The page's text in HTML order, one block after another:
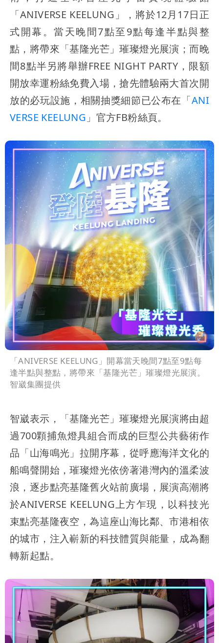
「ANIVERSE KEELUNG」，將於12月17日正
式開幕。當天晚間7點至9點每逢半點與整
點，將帶來「基隆光芒」璀璨燈光展演；而晚
間8點半另將舉辦FREE NIGHT PARTY，限額
開放幸運粉絲免費入場，搶先體驗兩大首次開
放的必玩設施，相關抽獎細節已公布在「ANI
VERSE KEELUNG 」官方FB粉絲頁。
「ANIVERSE KEELUNG」開幕當天晚間7點至9點每
逢半點與整點，將帶來「基隆光芒」璀璨燈光展演。
智崴集團提供
智崴表示，「基隆光芒」璀璨燈光展演將由超
過700顆捕魚燈具組合而成的巨型公共藝術作
品「山海鳴光」拉開序幕，從呼應海洋文化的
船鳴聲開始，璀璨燈光依傍著港灣內的溫柔波
浪，逐步點亮基隆舊火站前廣場，展演高潮將
於ANIVERSE KEELUNG上方乍現，以科技光
束點亮基隆夜空，為這座山海比鄰、市港相依
的城市，注入嶄新的科技體質與能量，成為翻
轉新起點。